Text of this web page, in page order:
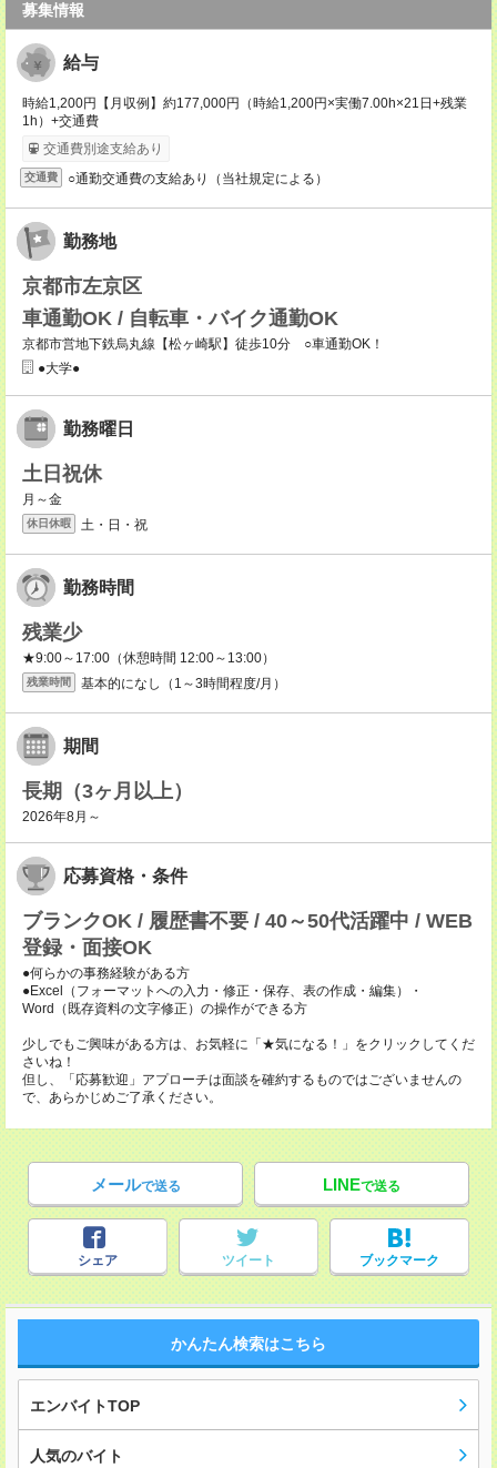
募集情報
給与
時給1,200円【月収例】約177,000円（時給1,200円×実働7.00h×21日+残業
1h）+交通費
交通費別途支給あり
交通費 ○通勤交通費の支給あり（当社規定による）
勤務地
京都市左京区
車通勤OK / 自転車・バイク通勤OK
京都市営地下鉄烏丸線【松ヶ崎駅】徒歩10分 ○車通勤OK！
●大学●
勤務曜日
土日祝休
月～金
休日休暇 土・日・祝
勤務時間
残業少
★9:00～17:00（休憩時間 12:00～13:00）
残業時間 基本的になし（1～3時間程度/月）
期間
長期（3ヶ月以上）
2026年8月～
応募資格・条件
ブランクOK / 履歴書不要 / 40～50代活躍中 / WEB
登録・面接OK
●何らかの事務経験がある方
●Excel（フォーマットへの入力・修正・保存、表の作成・編集）・
Word（既存資料の文字修正）の操作ができる方
少しでもご興味がある方は、お気軽に「★気になる！」をクリックしてくだ
さいね！
但し、「応募歓迎」アプローチは面談を確約するものではございませんの
で、あらかじめご了承ください。
メールで送る LINEで送る
シェア ツイート ブックマーク
かんたん検索はこちら
エンバイトTOP
人気のバイト